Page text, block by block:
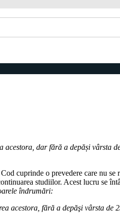
dar fără a depăși vârsta
cuprinde o prevedere care nu
studiilor. Acest lucru se
îndrumări:
acestora, fără a depăşi vârsta de